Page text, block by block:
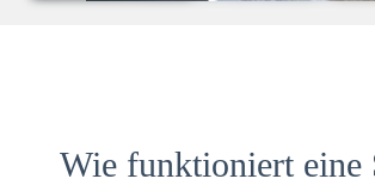
Wie funktioniert eine